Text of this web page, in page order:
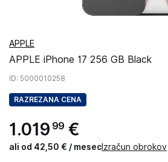
APPLE
APPLE iPhone 17 256 GB Black
ID: 5000010258
RAZREZANA CENA
1.019 99 €
ali od 42,50 € / mesec Izračun obrokov